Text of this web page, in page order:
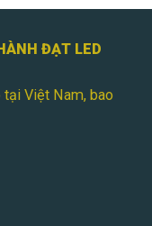
ĐẠT LED
Việt Nam, bao